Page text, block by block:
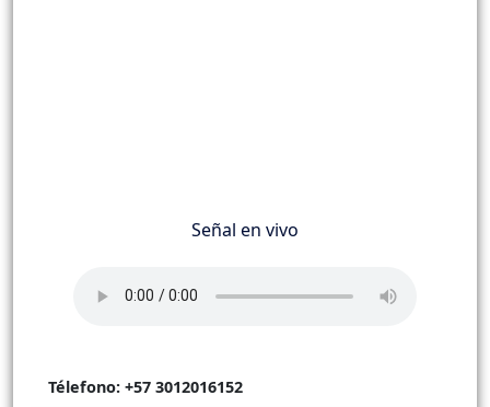
Señal en vivo
Télefono: +57 3012016152